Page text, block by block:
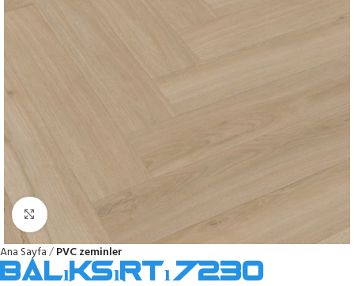
Ana Sayfa PVC zeminler
Balıksırtı 7230
Click to enlarge